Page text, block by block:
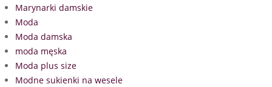
Marynarki damskie
Moda
Moda damska
moda męska
Moda plus size
Modne sukienki na wesele